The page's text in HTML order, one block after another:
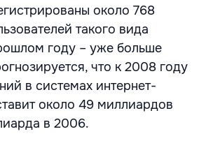
около 768
такого вида
году – уже больше
что к 2008 году
в системах интернет-
около 49 миллиардов
в 2006.